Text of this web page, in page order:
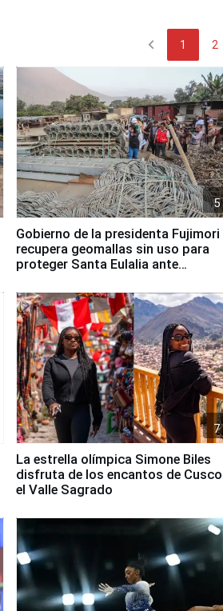
chevron_left 1 2
5
Gobierno de la presidenta Fujimori
recupera geomallas sin uso para
proteger Santa Eulalia ante
7
La estrella olímpica Simone Biles
disfruta de los encantos de
el Valle Sagrado